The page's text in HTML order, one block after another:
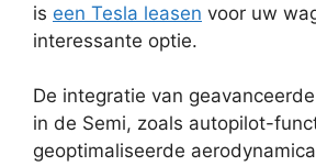
is een Tesla leasen voor uw
interessante optie.
De integratie van
in de Semi, zoals autopilot-
geoptimaliseerde